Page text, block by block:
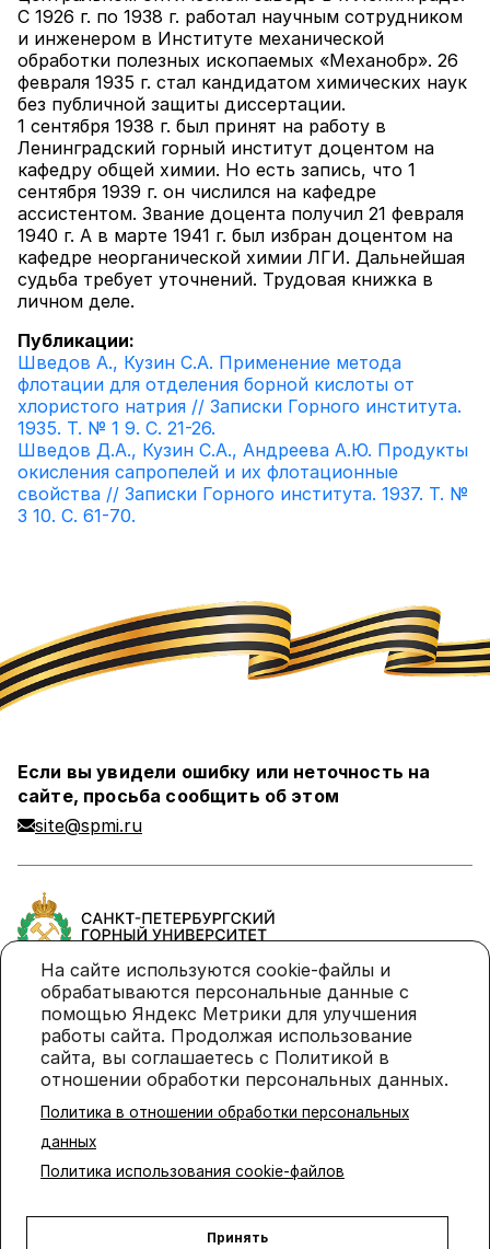
С 1926 г. по 1938 г. работал научным сотрудником
и инженером в Институте механической
обработки полезных ископаемых «Механобр». 26
февраля 1935 г. стал кандидатом химических наук
без публичной защиты диссертации.
1 сентября 1938 г. был принят на работу в
Ленинградский горный институт доцентом на
кафедру общей химии. Но есть запись, что 1
сентября 1939 г. он числился на кафедре
ассистентом. Звание доцента получил 21 февраля
1940 г. А в марте 1941 г. был избран доцентом на
кафедре неорганической химии ЛГИ. Дальнейшая
судьба требует уточнений. Трудовая книжка в
личном деле.
Публикации:
Шведов А., Кузин С.А. Применение метода
флотации для отделения борной кислоты от
хлористого натрия // Записки Горного института.
1935. Т. № 1 9. С. 21-26.
Шведов Д.А., Кузин С.А., Андреева А.Ю. Продукты
окисления сапропелей и их флотационные
свойства // Записки Горного института. 1937. Т. №
3 10. С. 61-70.
На сайте используются cookie-файлы и
обрабатываются персональные данные с
помощью Яндекс Метрики для улучшения
работы сайта. Продолжая использование
сайта, вы соглашаетесь с Политикой в
отношении обработки персональных данных.
Политика в отношении обработки персональных
данных
Политика использования cookie-файлов
Принять
Если вы увидели ошибку или неточность на
сайте, просьба сообщить об этом
site@spmi.ru
Политика в отношении обработки персональных
данных
Политика использования cookie-файлов
императрицы Екатерины II